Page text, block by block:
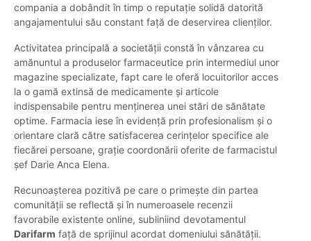
compania a dobândit în timp o reputație solidă datorită
angajamentului său constant față de deservirea clienților.
Activitatea principală a societății constă în vânzarea cu
amănuntul a produselor farmaceutice prin intermediul unor
magazine specializate, fapt care le oferă locuitorilor acces
la o gamă extinsă de medicamente și articole
indispensabile pentru menținerea unei stări de sănătate
optime. Farmacia iese în evidență prin profesionalism și o
orientare clară către satisfacerea cerințelor specifice ale
fiecărei persoane, grație coordonării oferite de farmacistul
șef Darie Anca Elena.
Recunoașterea pozitivă pe care o primește din partea
comunității se reflectă și în numeroasele recenzii
favorabile existente online, subliniind devotamentul
Darifarm față de sprijinul acordat domeniului sănătății.